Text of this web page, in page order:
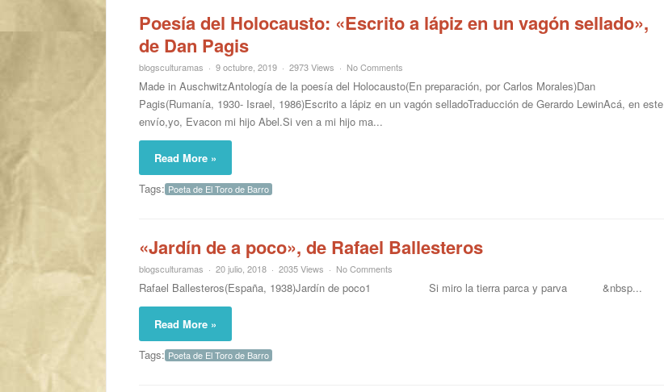
Poesía del Holocausto: «Escrito a lápiz en un vagón sellado»,
de Dan Pagis
blogsculturamas 9 octubre, 2019 2973 Views No Comments
Made in AuschwitzAntología de la poesía del Holocausto(En preparación, por Carlos Morales)Dan
Pagis(Rumanía, 1930- Israel, 1986)Escrito a lápiz en un vagón selladoTraducción de Gerardo LewinAcá, en este
envío,yo, Evacon mi hijo Abel.Si ven a mi hijo ma...
Read More »
Tags: Poeta de El Toro de Barro
«Jardín de a poco», de Rafael Ballesteros
blogsculturamas 20 julio, 2018 2035 Views No Comments
Rafael Ballesteros(España, 1938)Jardín de poco1 Si miro la tierra parca y parva &nbsp...
Read More »
Tags: Poeta de El Toro de Barro